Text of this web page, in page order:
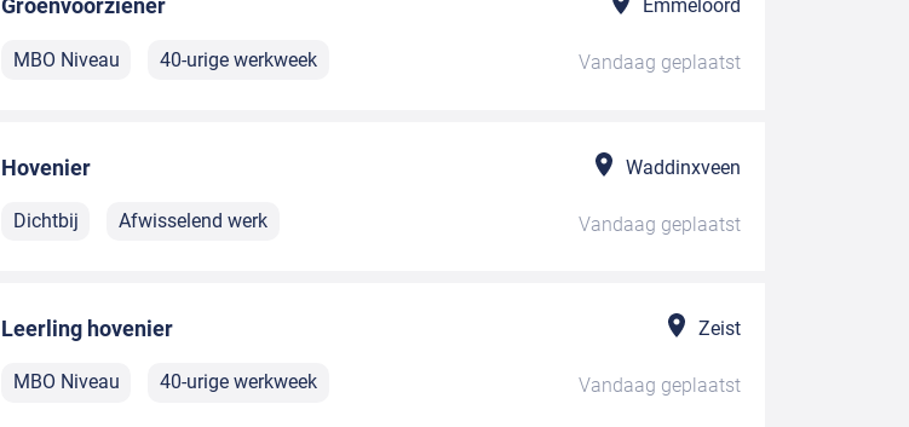
Groenvoorziener Emmeloord
MBO Niveau 40-urige werkweek Vandaag geplaatst
Hovenier Waddinxveen
Dichtbij Afwisselend werk Vandaag geplaatst
Leerling hovenier Zeist
MBO Niveau 40-urige werkweek Vandaag geplaatst